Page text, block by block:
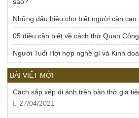
Những dấu hiệu cho biết người căn cao
05 điều cần biết về cách thờ Quan
Người Tuổi Hợi hợp nghề gì và Kinh
BÀI VIẾT MỚI
Cách sắp xếp di ảnh trên bàn thờ gia
27/04/2021